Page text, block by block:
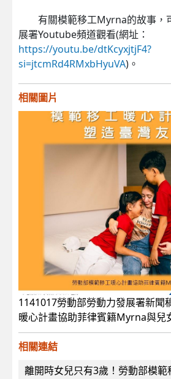
有關模範移工Myrna的故事，
展署Youtube頻道觀看(網址：
https://youtu.be/dtKcyxjtjF4?
si=jtcmRd4RMxbHyuVA)。
相關圖片
1141017勞動部勞動力發展署新聞
暖心計畫協助菲律賓籍Myrna與兒
相關連結